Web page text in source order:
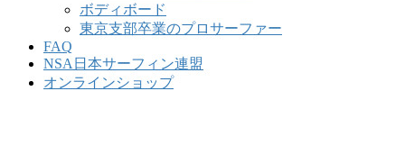
ボディボード
東京支部卒業のプロサーファー
FAQ
NSA日本サーフィン連盟
オンラインショップ